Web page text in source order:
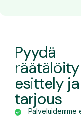
Pyydä
räätälöity
esittely ja
tarjous
Palveluidemme